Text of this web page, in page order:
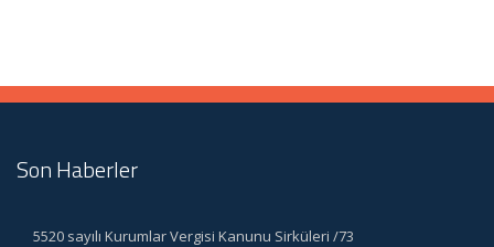
Son Haberler
5520 sayılı Kurumlar Vergisi Kanunu Sirküleri /73